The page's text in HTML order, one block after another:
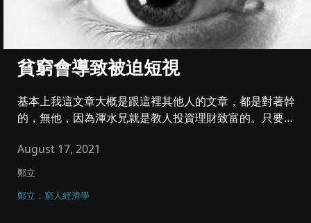
貧窮會導致被迫短視
基本上我這文章大概是跟這裡其他人的文章，都是對著幹
的，無他，因為渾水兄就是教人投資理財致富的。只要是
August 17, 2021
鄭立
鄭立：窮人經濟學